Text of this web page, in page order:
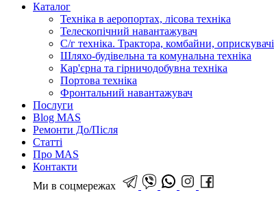
Каталог
Техніка в аеропортах, лісова техніка
Телескопічний навантажувач
С/г техніка. Трактора, комбайни, оприскувачі
Шляхо-будівельна та комунальна техніка
Кар'єрна та гірничодобувна техніка
Портова техніка
Фронтальний навантажувач
Послуги
Blog MAS
Ремонти До/Після
Статті
Про MAS
Контакти
Ми в соцмережах